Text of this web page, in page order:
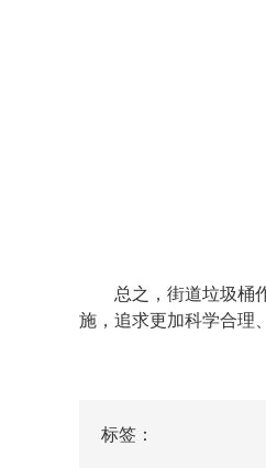
总之，街道垃圾桶作
施，追求更加科学合理
标签：